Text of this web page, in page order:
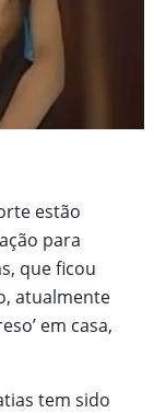
estão
para
que ficou
atualmente
em casa,
tem sido